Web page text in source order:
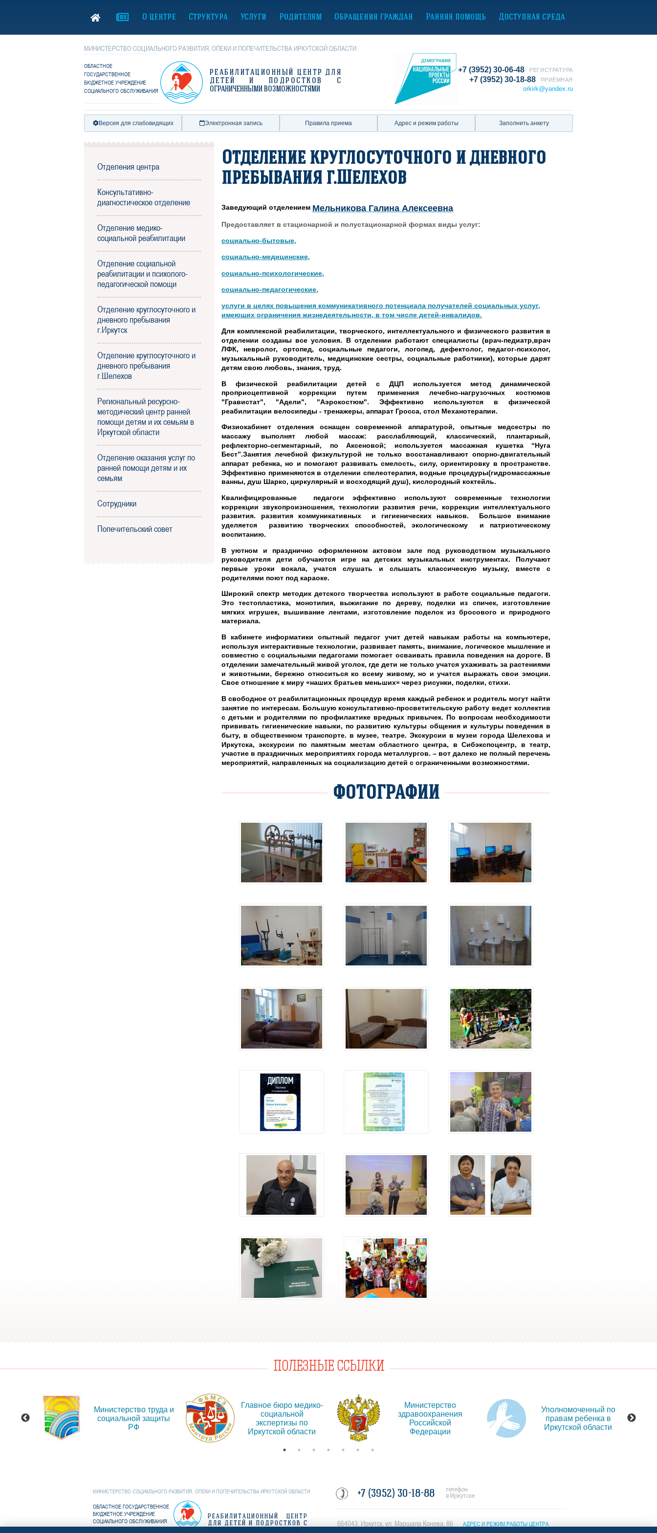
О центре Структура Услуги Родителям Обращения граждан Ранняя помощь Доступная среда
МИНИСТЕРСТВО СОЦИАЛЬНОГО РАЗВИТИЯ, ОПЕКИ И ПОПЕЧИТЕЛЬСТВА ИРКУТСКОЙ ОБЛАСТИ
ОБЛАСТНОЕ
ГОСУДАРСТВЕННОЕ
БЮДЖЕТНОЕ УЧРЕЖДЕНИЕ
СОЦИАЛЬНОГО ОБСЛУЖИВАНИЯ
РЕАБИЛИТАЦИОННЫЙ ЦЕНТР ДЛЯ
ДЕТЕЙ И ПОДРОСТКОВ С
ОГРАНИЧЕННЫМИ ВОЗМОЖНОСТЯМИ
+7 (3952) 30-06-48 РЕГИСТРАТУРА
+7 (3952) 30-18-88 ПРИЁМНАЯ
orkirk@yandex.ru
Версия для слабовидящих Электронная запись Правила приема Адрес и режим работы Заполнить анкету
Отделения центра
Консультативно-
диагностическое отделение
Отделение медико-
социальной реабилитации
Отделение социальной
реабилитации и психолого-
педагогической помощи
Отделение круглосуточного и
дневного пребывания
г.Иркутск
Отделение круглосуточного и
дневного пребывания
г.Шелехов
Региональный ресурсно-
методический центр ранней
помощи детям и их семьям в
Иркутской области
Отделение оказания услуг по
ранней помощи детям и их
семьям
Сотрудники
Попечительский совет
Отделение круглосуточного и дневного
пребывания г.Шелехов
Заведующий отделением Мельникова Галина Алексеевна
Предоставляет в стационарной и полустационарной формах виды услуг:
социально-бытовые,
социально-медицинские,
социально-психологические,
социально-педагогические,
услуги в целях повышения коммуникативного потенциала получателей социальных услуг,
имеющих ограничения жизнедеятельности, в том числе детей-инвалидов.
Для комплексной реабилитации, творческого, интеллектуального и физического развития в
отделении созданы все условия. В отделении работают специалисты (врач-педиатр,врач
ЛФК, невролог, ортопед, социальные педагоги, логопед, дефектолог, педагог-психолог,
музыкальный руководитель, медицинские сестры, социальные работники), которые дарят
детям свою любовь, знания, труд.
В физической реабилитации детей с ДЦП используется метод динамической
проприоцептивной коррекции путем применения лечебно-нагрузочных костюмов
"Гравистат", "Адели", "Аэрокостюм". Эффективно используются в физической
реабилитации велосипеды - тренажеры, аппарат Гросса, стол Механотерапии.
Физиокабинет отделения оснащен современной аппаратурой, опытные медсестры по
массажу выполнят любой массаж: расслабляющий, классический, плантарный,
рефлекторно-сегментарный, по Аксеновой; используется массажная кушетка “Нуга
Бест”.Занятия лечебной физкультурой не только восстанавливают опорно-двигательный
аппарат ребенка, но и помогают развивать смелость, силу, ориентировку в пространстве.
Эффективно применяются в отделении спелеотерапия, водные процедуры(гидромассажные
ванны, душ Шарко, циркулярный и восходящий душ), кислородный коктейль.
Квалифицированные педагоги эффективно используют современные технологии
коррекции звукопроизношения, технологии развития речи, коррекции интеллектуального
развития. развития коммуникативных и гигиенических навыков. Большое внимание
уделяется развитию творческих способностей, экологическому и патриотическому
воспитанию.
В уютном и празднично оформленном актовом зале под руководством музыкального
руководителя дети обучаются игре на детских музыкальных инструментах. Получают
первые уроки вокала, учатся слушать и слышать классическую музыку, вместе с
родителями поют под караоке.
Широкий спектр методик детского творчества используют в работе социальные педагоги.
Это тестопластика, монотипия, выжигание по дереву, поделки из спичек, изготовление
мягких игрушек, вышивание лентами, изготовление поделок из бросового и природного
материала.
В кабинете информатики опытный педагог учит детей навыкам работы на компьютере,
используя интерактивные технологии, развивает память, внимание, логическое мышление и
совместно с социальными педагогами помогает осваивать правила поведения на дороге. В
отделении замечательный живой уголок, где дети не только учатся ухаживать за растениями
и животными, бережно относиться ко всему живому, но и учатся выражать свои эмоции.
Свое отношение к миру «наших братьев меньших» через рисунки, поделки, стихи.
В свободное от реабилитационных процедур время каждый ребенок и родитель могут найти
занятие по интересам. Большую консультативно-просветительскую работу ведет коллектив
с детьми и родителями по профилактике вредных привычек. По вопросам необходимости
прививать гигиенические навыки, по развитию культуры общения и культуры поведения в
быту, в общественном транспорте. в музее, театре. Экскурсии в музеи города Шелехова и
Иркутска, экскурсии по памятным местам областного центра, в Сибэкспоцентр, в театр,
участие в праздничных мероприятиях города металлургов. – вот далеко не полный перечень
мероприятий, направленных на социализацию детей с ограниченными возможностями.
ФОТОГРАФИИ
ПОЛЕЗНЫЕ ССЫЛКИ
Министерство труда и
социальной защиты
РФ
Главное бюро медико-
социальной
экспертизы по
Иркутской области
Министерство
здравоохранения
Российской
Федерации
Уполномоченный по
правам ребенка в
Иркутской области
МИНИСТЕРСТВО СОЦИАЛЬНОГО РАЗВИТИЯ, ОПЕКИ И ПОПЕЧИТЕЛЬСТВА ИРКУТСКОЙ ОБЛАСТИ
ОБЛАСТНОЕ ГОСУДАРСТВЕННОЕ
БЮДЖЕТНОЕ УЧРЕЖДЕНИЕ
СОЦИАЛЬНОГО ОБСЛУЖИВАНИЯ
РЕАБИЛИТАЦИОННЫЙ ЦЕНТР
ДЛЯ ДЕТЕЙ И ПОДРОСТКОВ С
+7 (3952) 30-18-88
телефон
в Иркутске
664043, Иркутск, ул. Маршала Конева, 86 АДРЕС И РЕЖИМ РАБОТЫ ЦЕНТРА